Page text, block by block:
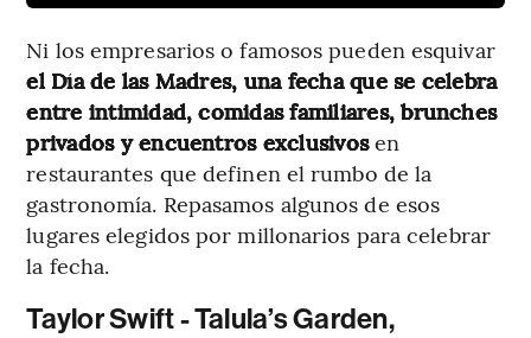
Ni los empresarios o famosos pueden esquivar
el Día de las Madres, una fecha que se celebra
entre intimidad, comidas familiares, brunches
privados y encuentros exclusivosen
restaurantes que definen el rumbo de la
gastronomía. Repasamos algunos de esos
lugares elegidos por millonarios para celebrar
la fecha.
Taylor Swift - Talula’s Garden,